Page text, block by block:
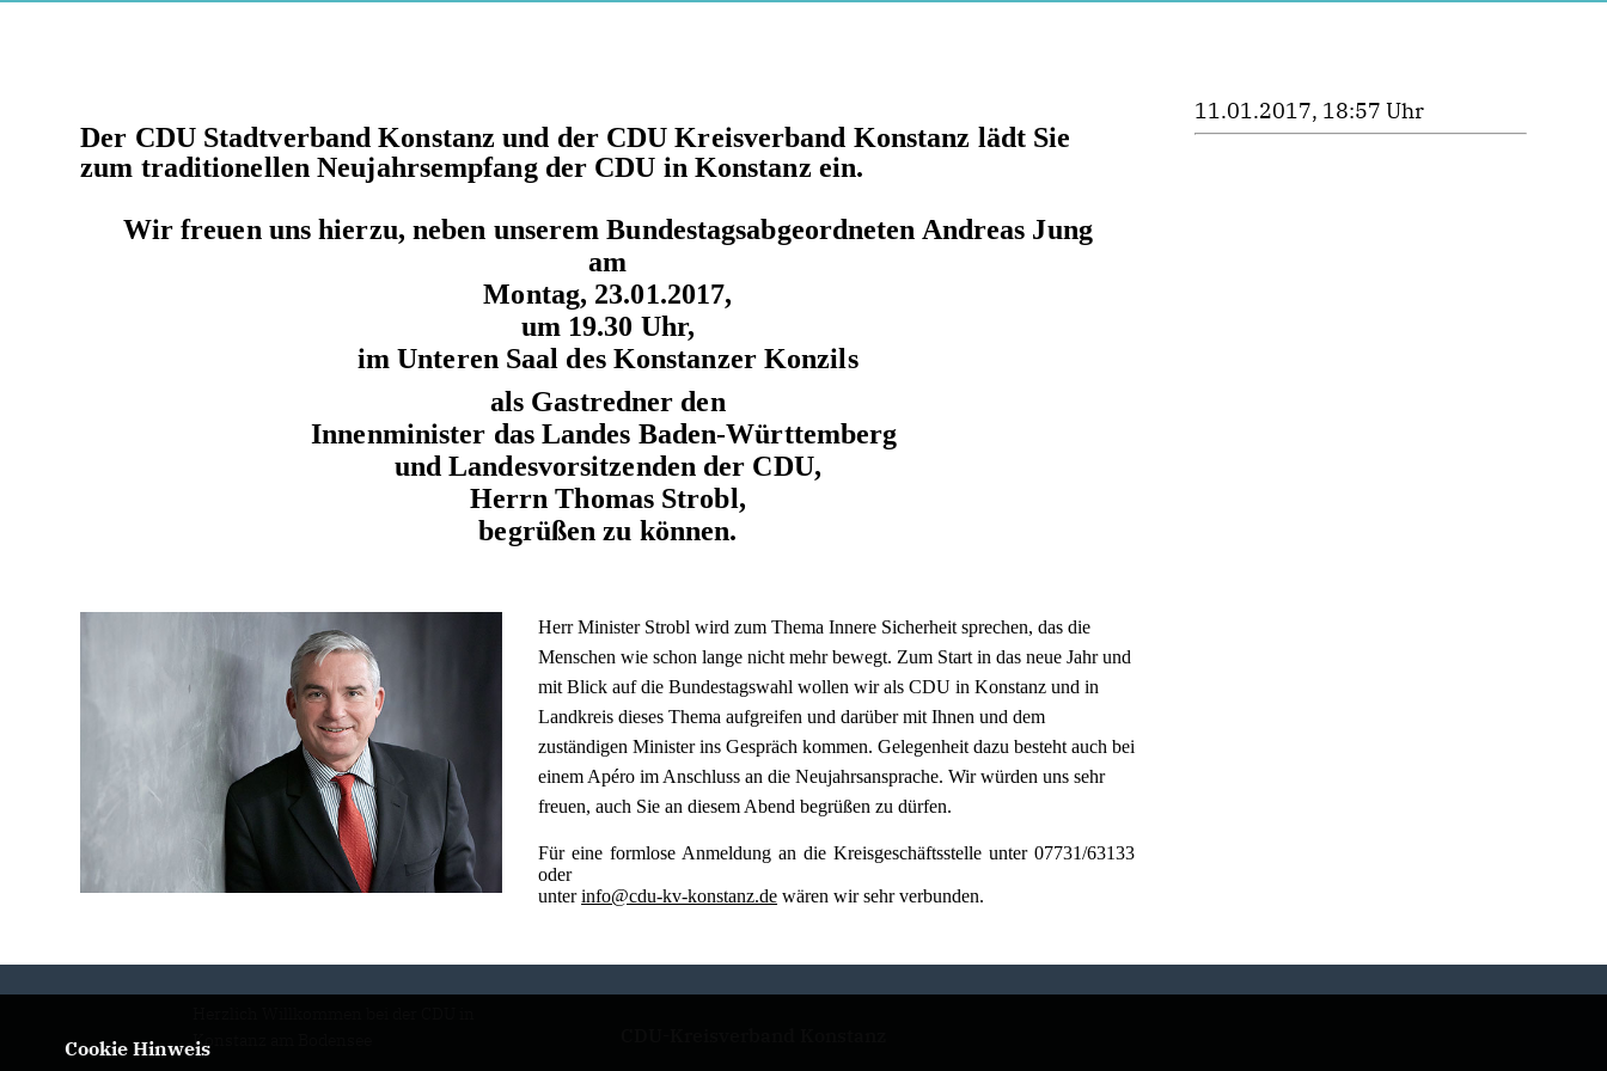
Der CDU Stadtverband Konstanz und der CDU Kreisverband Konstanz lädt Sie
zum traditionellen Neujahrsempfang der CDU in Konstanz ein.
Wir freuen uns hierzu, neben unseremBundestagsabgeordneten Andreas Jung
am
Montag, 23.01.2017,
um 19.30 Uhr,
im Unteren Saal des Konstanzer Konzils
als Gastredner den
Innenminister das Landes Baden-Württemberg
und Landesvorsitzenden der CDU,
Herrn Thomas Strobl,
begrüßen zu können.
Herr Minister Strobl wird zum Thema Innere Sicherheit sprechen, das die
Menschen wie schon lange nicht mehr bewegt. Zum Start in das neue Jahr und
mit Blick auf die Bundestagswahl wollen wir als CDU in Konstanz und in
Landkreis dieses Thema aufgreifen und darüber mit Ihnen und dem
zuständigen Minister ins Gespräch kommen. Gelegenheit dazu besteht auch bei
einem Apéro im Anschluss an die Neujahrsansprache. Wir würden uns sehr
freuen, auch Sie an diesem Abend begrüßen zu dürfen.
Für eine formlose Anmeldung an die Kreisgeschäftsstelle unter 07731/63133
oder
unterinfo@cdu-kv-konstanz.de wären wir sehr verbunden.
11.01.2017, 18:57 Uhr
Konstanz am Bodensee
Cookie Hinweis